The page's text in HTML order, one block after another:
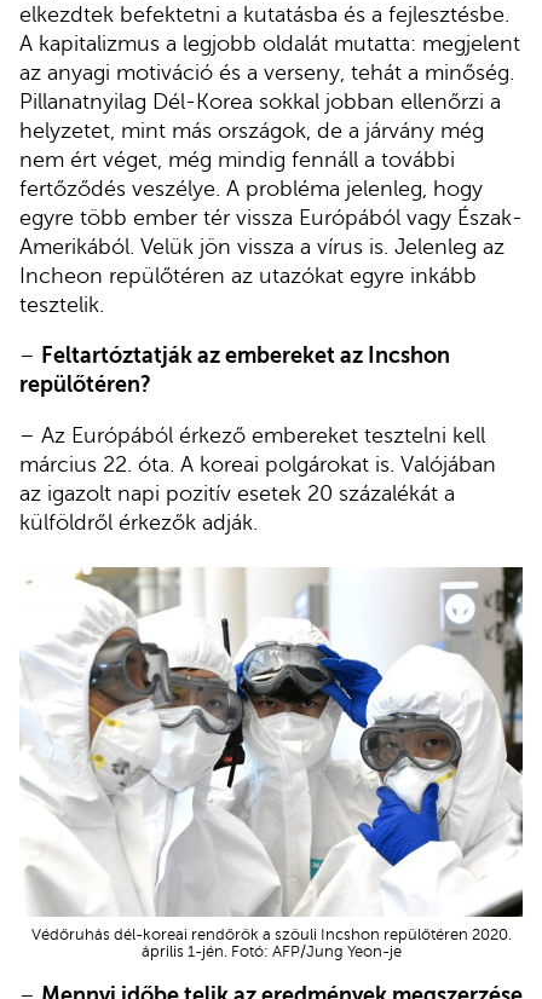
elkezdtek befektetni a kutatásba és a fejlesztésbe.
A kapitalizmus a legjobb oldalát mutatta: megjelent
az anyagi motiváció és a verseny, tehát a minőség.
Pillanatnyilag Dél-Korea sokkal jobban ellenőrzi a
helyzetet, mint más országok, de a járvány még
nem ért véget, még mindig fennáll a további
fertőződés veszélye. A probléma jelenleg, hogy
egyre több ember tér vissza Európából vagy Észak-
Amerikából. Velük jön vissza a vírus is. Jelenleg az
Incheon repülőtéren az utazókat egyre inkább
tesztelik.
– Feltartóztatják az embereket az Incshon
repülőtéren?
– Az Európából érkező embereket tesztelni kell
március 22. óta. A koreai polgárokat is. Valójában
az igazolt napi pozitív esetek 20 százalékát a
külföldről érkezők adják.
Védőruhás dél-koreai rendőrök a szöuli Incshon repülőtéren 2020.
április 1-jén. Fotó: AFP/Jung Yeon-je